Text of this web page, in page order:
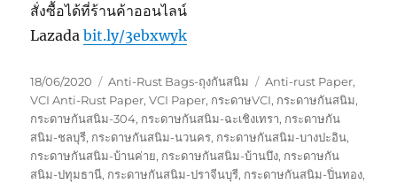
สั่งซื้อได้ที่ร้านค้าออนไลน์
Lazadabit.ly/3ebxwyk
Posted
on
18/06/2020 Categories
Anti-Rust Bags-ถุงกันสนิม Tags
Anti-rust Paper,
VCI Anti-Rust Paper,VCI Paper, กระดาษVCI, กระดาษกันสนิม,
กระดาษกันสนิม-304, กระดาษกันสนิม-ฉะเชิงเทรา, กระดาษกัน
สนิม-ชลบุรี, กระดาษกันสนิม-นวนคร, กระดาษกันสนิม-บางปะอิน,
กระดาษกันสนิม-บ้านค่าย, กระดาษกันสนิม-บ้านบึง, กระดาษกัน
สนิม-ปทุมธานี, กระดาษกันสนิม-ปราจีนบุรี, กระดาษกันสนิม-ปิ่นทอง,